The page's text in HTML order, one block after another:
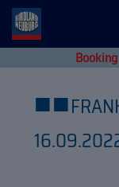
Booking
■■